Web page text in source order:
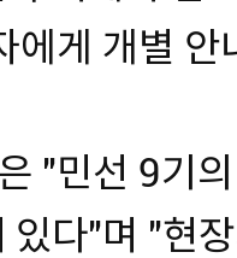
게 개별 안
"민선 9기
있다"며 "현